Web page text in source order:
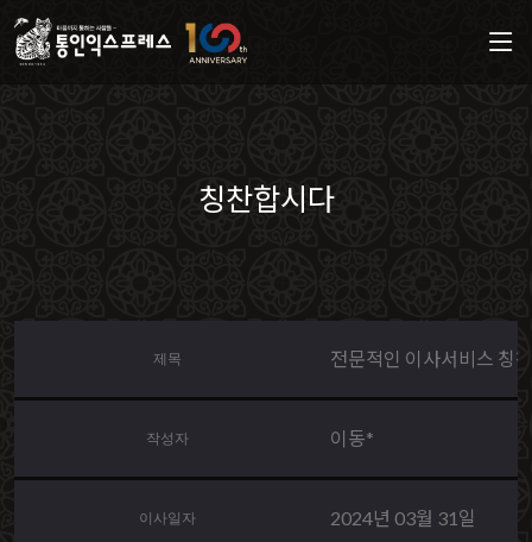
칭찬합시다
제목 전문적인 이사서비스 칭
작성자 이동*
이사일자 2024년 03월 31일